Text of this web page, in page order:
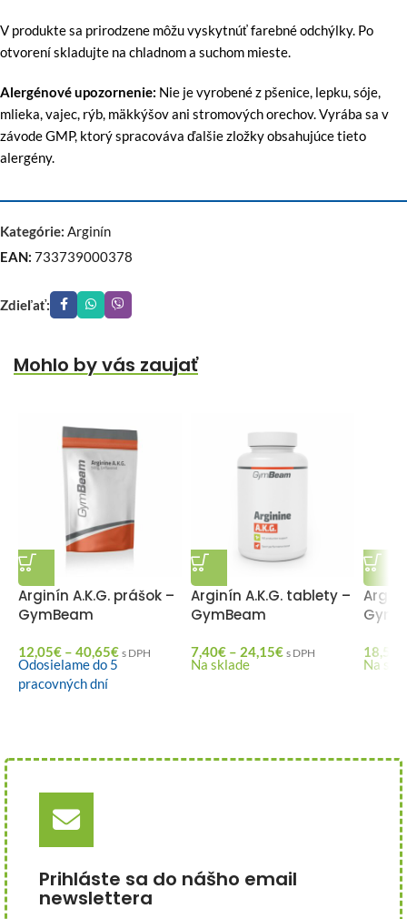
V produkte sa prirodzene môžu vyskytnúť farebné odchýlky. Po
otvorení skladujte na chladnom a suchom mieste.
Alergénové upozornenie: Nie je vyrobené z pšenice, lepku, sóje,
mlieka, vajec, rýb, mäkkýšov ani stromových orechov. Vyrába sa v
závode GMP, ktorý spracováva ďalšie zložky obsahujúce tieto
alergény.
Kategórie: Arginín
EAN: 733739000378
Zdieľať:
Mohlo by vás zaujať
Arginín A.K.G. prášok –
GymBeam
12,05€ – 40,65€ s DPH
Odosielame do 5
pracovných dní
Arginín A.K.G. tablety –
GymBeam
7,40€ – 24,15€ s DPH
Na sklade
18,50
Na
Prihláste sa do nášho email
newslettera